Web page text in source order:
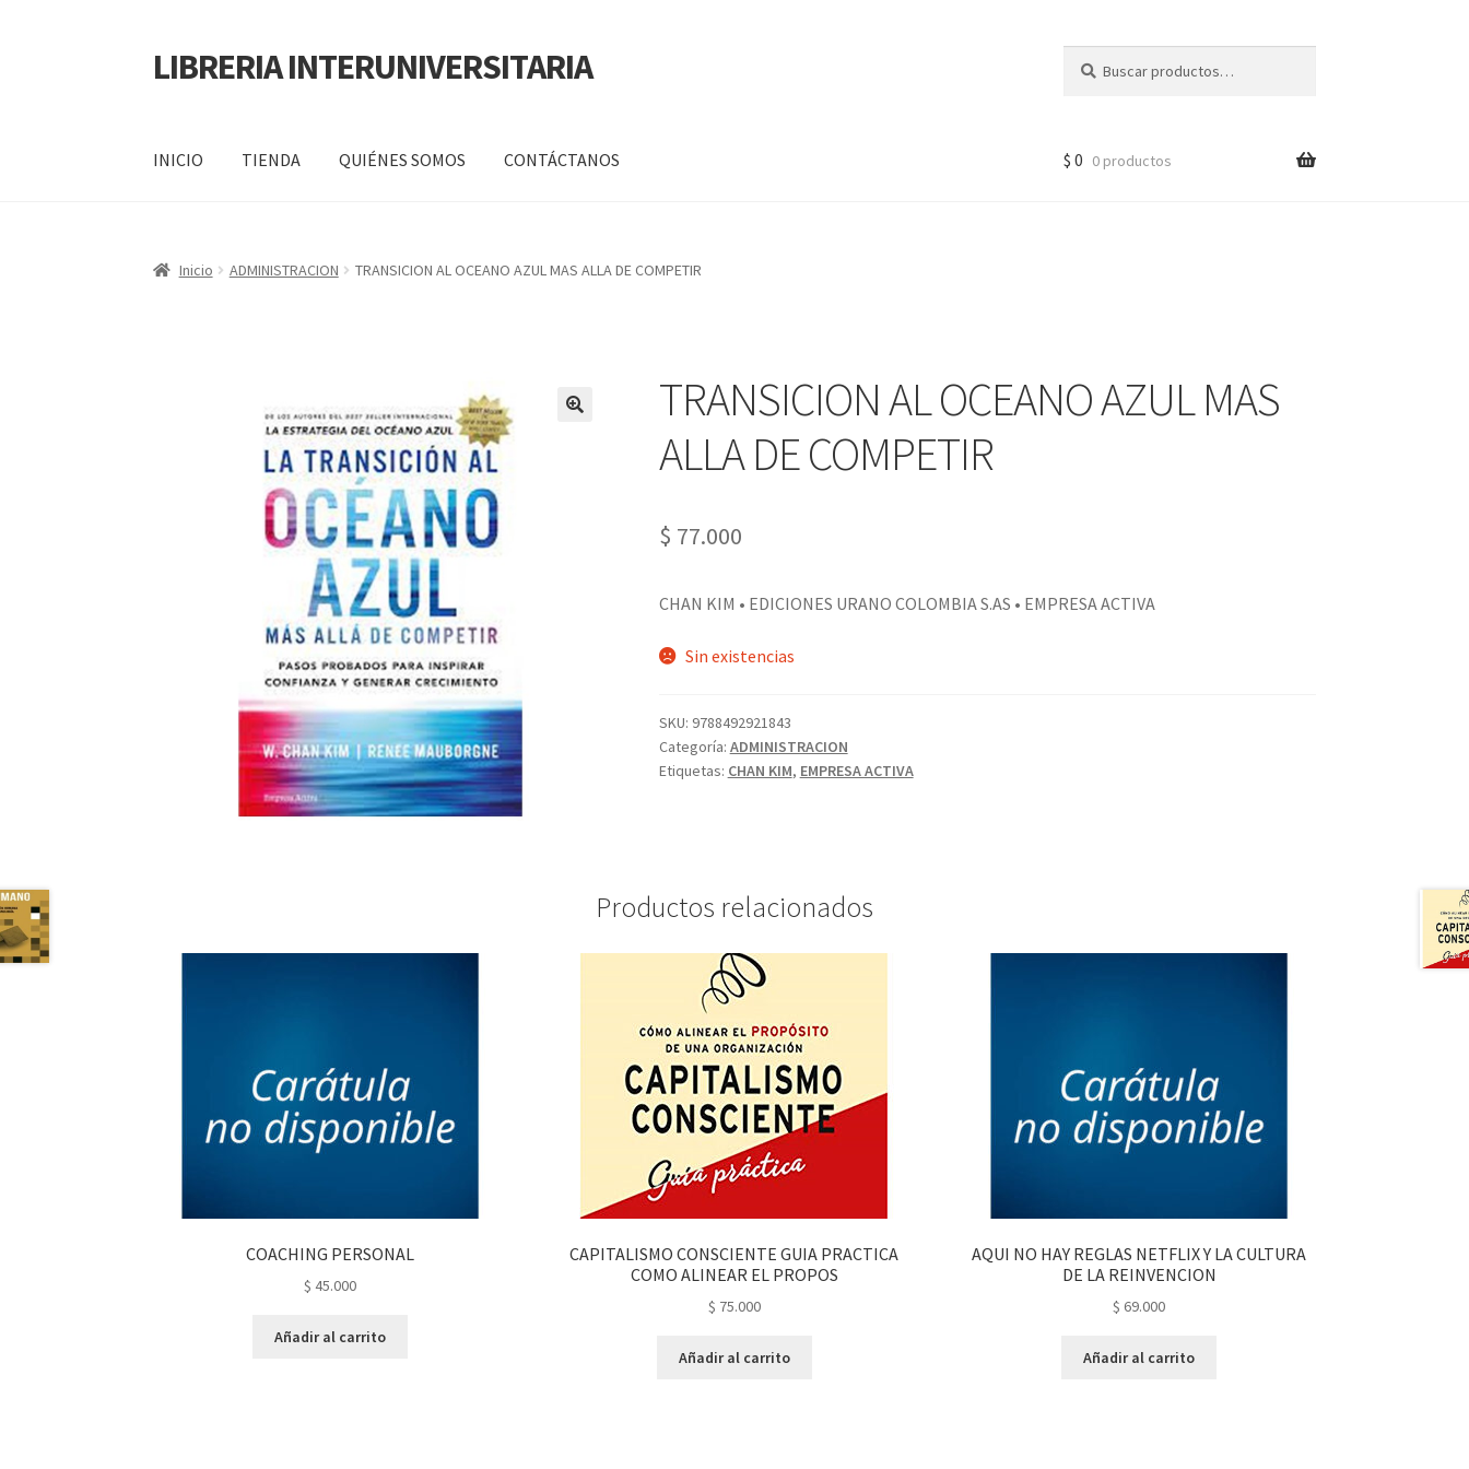
LIBRERIA INTERUNIVERSITARIA
INICIO TIENDA QUIÉNES SOMOS CONTÁCTANOS $ 0 0 productos
Inicio ADMINISTRACION TRANSICION AL OCEANO AZUL MAS ALLA DE COMPETIR
TRANSICION AL OCEANO AZUL MAS
ALLA DE COMPETIR
$ 77.000
CHAN KIM • EDICIONES URANO COLOMBIA S.AS • EMPRESA ACTIVA
Sin existencias
SKU: 9788492921843
Categoría: ADMINISTRACION
Etiquetas: CHAN KIM, EMPRESA ACTIVA
Productos relacionados
COACHING PERSONAL
$ 45.000
Añadir al carrito
CAPITALISMO CONSCIENTE GUIA PRACTICA
COMO ALINEAR EL PROPOS
$ 75.000
Añadir al carrito
AQUI NO HAY REGLAS NETFLIX Y LA CULTURA
DE LA REINVENCION
$ 69.000
Añadir al carrito